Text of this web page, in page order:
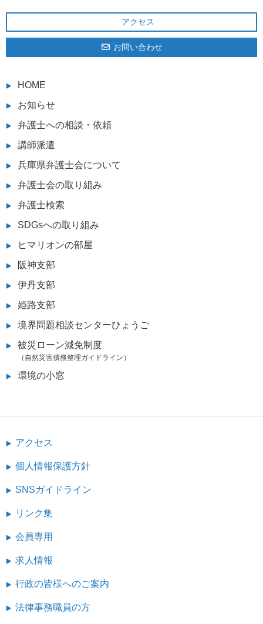
アクセス
お問い合わせ
HOME
お知らせ
弁護士への相談・依頼
講師派遣
兵庫県弁護士会について
弁護士会の取り組み
弁護士検索
SDGsへの取り組み
ヒマリオンの部屋
阪神支部
伊丹支部
姫路支部
境界問題相談センターひょうご
被災ローン減免制度
（自然災害債務整理ガイドライン）
環境の小窓
アクセス
個人情報保護方針
SNSガイドライン
リンク集
会員専用
求人情報
行政の皆様へのご案内
法律事務職員の方